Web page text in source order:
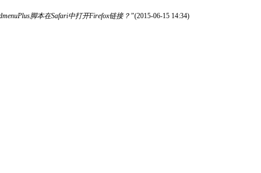
脚本在Safari中打开Firefox链接？”(2015-06-15 14:34)